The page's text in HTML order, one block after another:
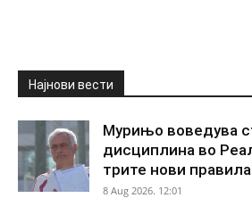
Најнови вести
Мурињо воведува
дисциплина во
трите нови
8 Aug 2026. 12:01